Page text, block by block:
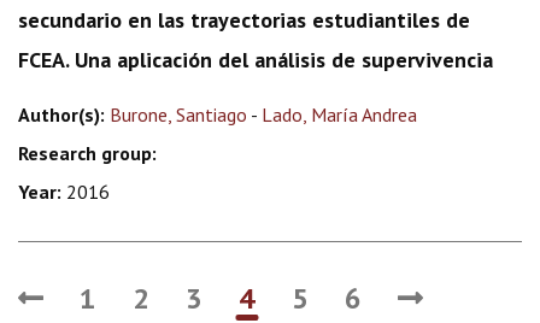
secundario en las trayectorias estudiantiles de
FCEA. Una aplicación del análisis de supervivencia
Author(s): Burone, Santiago - Lado, María Andrea
Research group:
Year: 2016
1 2 3 4 5 6